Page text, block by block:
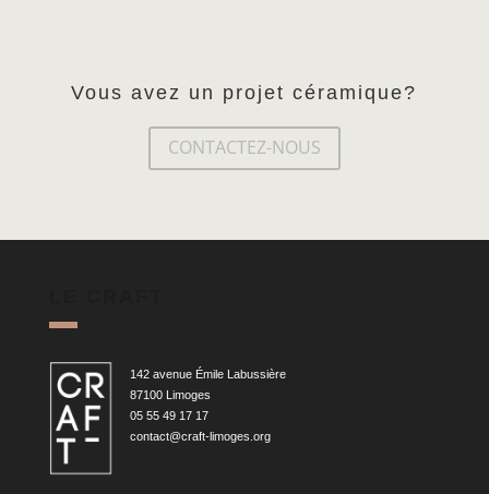
Vous avez un projet céramique?
CONTACTEZ-NOUS
142 avenue Émile Labussière
87100 Limoges
05 55 49 17 17
contact@craft-limoges.org